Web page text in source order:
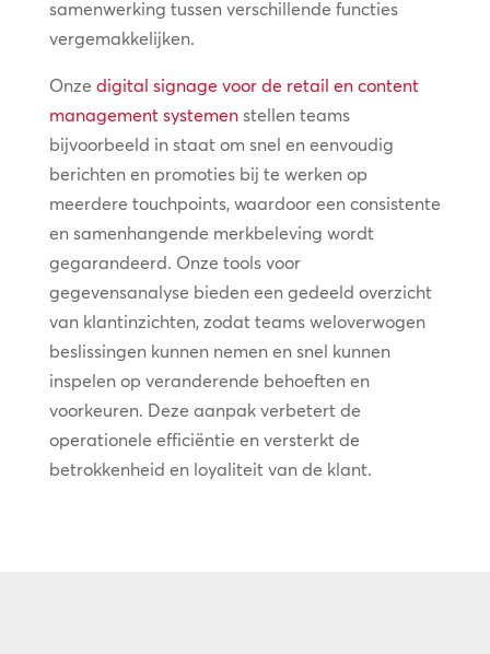
samenwerking tussen verschillende functies
vergemakkelijken.
Onze digital signage voor de retail en content
management systemenstellen teams
bijvoorbeeld in staat om snel en eenvoudig
berichten en promoties bij te werken op
meerdere touchpoints, waardoor een consistente
en samenhangende merkbeleving wordt
gegarandeerd. Onze tools voor
gegevensanalyse bieden een gedeeld overzicht
van klantinzichten, zodat teams weloverwogen
beslissingen kunnen nemen en snel kunnen
inspelen op veranderende behoeften en
voorkeuren. Deze aanpak verbetert de
operationele efficiëntie en versterkt de
betrokkenheid en loyaliteit van de klant.